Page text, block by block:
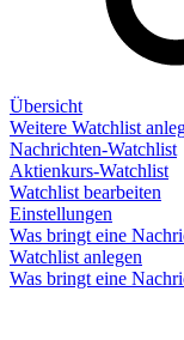
Übersicht
Weitere Watchlist
Nachrichten-Watchlist
Aktienkurs-Watchlist
Watchlist bearbeiten
Einstellungen
Was bringt eine
Watchlist anlegen
Was bringt eine